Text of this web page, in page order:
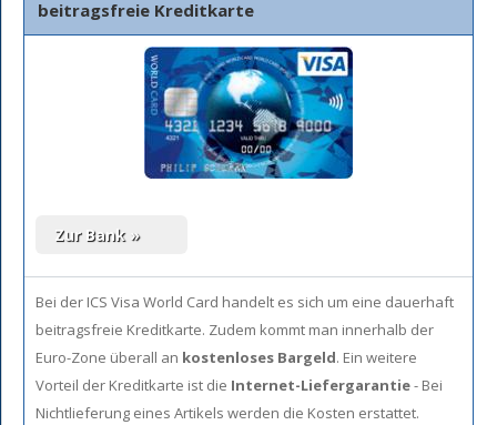
beitragsfreie Kreditkarte
Bei der ICS Visa World Card handelt es sich um eine dauerhaft
beitragsfreie Kreditkarte. Zudem kommt man innerhalb der
Euro-Zone überall an kostenloses Bargeld. Ein weitere
Vorteil der Kreditkarte ist die Internet-Liefergarantie- Bei
Nichtlieferung eines Artikels werden die Kosten erstattet.